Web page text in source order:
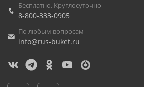
Бесплатно. Круглосуточно
8-800-333-0905
По любым вопросам
info@rus-buket.ru